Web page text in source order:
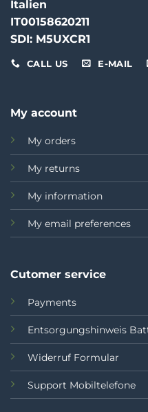
Italien
IT00158620211
SDI: M5UXCR1
CALL US E-MAIL
My account
My orders
My returns
My information
My email preferences
Cutomer service
Payments
Entsorgungshinweis
Widerruf Formular
Support Mobiltelefone